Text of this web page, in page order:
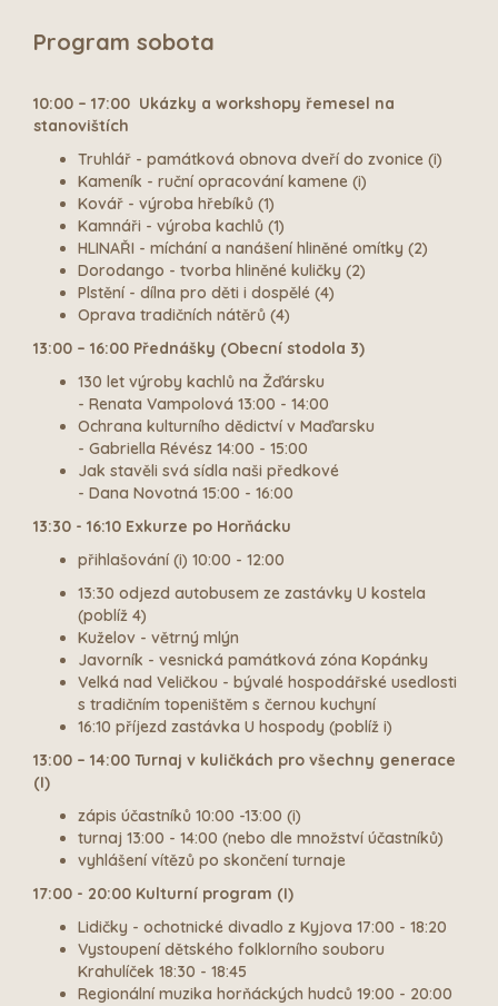
Program sobota
10:00 – 17:00 Ukázky a workshopy řemesel na
stanovištích
Truhlář - památková obnova dveří do zvonice (i)
Kameník - ruční opracování kamene (i)
Kovář - výroba hřebíků (1)
Kamnáři - výroba kachlů (1)
HLINAŘI - míchání a nanášení hliněné omítky (2)
Dorodango - tvorba hliněné kuličky (2)
Plstění - dílna pro děti i dospělé (4)
Oprava tradičních nátěrů (4)
13:00 – 16:00 Přednášky (Obecní stodola 3)
130 let výroby kachlů na Žďársku
- Renata Vampolová 13:00 - 14:00
Ochrana kulturního dědictví v Maďarsku
- Gabriella Révész 14:00 - 15:00
Jak stavěli svá sídla naši předkové
- Dana Novotná 15:00 - 16:00
13:30 - 16:10 Exkurze po Horňácku
přihlašování (i) 10:00 - 12:00
13:30 odjezd autobusem ze zastávky U kostela
(poblíž 4)
Kuželov - větrný mlýn
Javorník - vesnická památková zóna Kopánky
Velká nad Veličkou - bývalé hospodářské usedlosti
s tradičním topeništěm s černou kuchyní
16:10 příjezd zastávka U hospody (poblíž i)
13:00 – 14:00 Turnaj v kuličkách pro všechny generace
(I)
zápis účastníků 10:00 -13:00 (i)
turnaj 13:00 - 14:00 (nebo dle množství účastníků)
vyhlášení vítězů po skončení turnaje
17:00 - 20:00 Kulturní program (I)
Lidičky - ochotnické divadlo z Kyjova 17:00 - 18:20
Vystoupení dětského folklorního souboru
Krahulíček 18:30 - 18:45
Regionální muzika horňáckých hudců 19:00 - 20:00